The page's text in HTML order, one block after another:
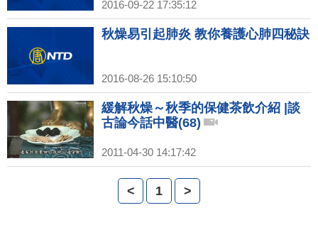
2016-09-22 17:35:12
秋燥易引起肺炎 教你養護心肺四秘訣
2016-08-26 15:10:50
緩解秋燥～秋季的保健茶飲介紹 |談
古論今話中醫(68)
2011-04-30 14:17:42
< 1 >